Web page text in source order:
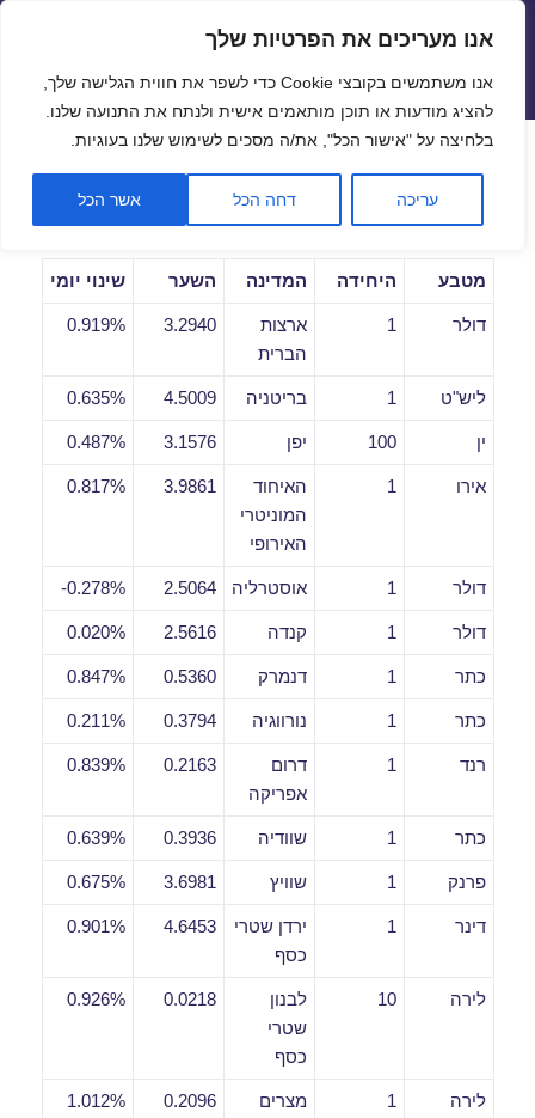
פתח
אנו מעריכים את הפרטיות שלך
אנו משתמשים בקובצי Cookie כדי לשפר את חווית הגלישה שלך,
להציג מודעות או תוכן מותאמים אישית ולנתח את התנועה שלנו.
בלחיצה על "אישור הכל", את/ה מסכים לשימוש שלנו בעוגיות.
עריכה דחה הכל אשר הכל
שערי חליפין יציגים – שער יציג
תפריטים
ווידג'טים
שערי חליפין יומיים לתאריך
28/01/2021
מטבע היחידה המדינה השער שינוי יומי
דולר 1
ארצות
הברית
3.2940
0.919%
ליש"ט 1 בריטניה 4.5009
0.635%
ין 100 יפן 3.1576
0.487%
אירו 1
האיחוד
המוניטרי
האירופי
3.9861
0.817%
דולר 1 אוסטרליה 2.5064
0.278%-
דולר 1 קנדה 2.5616
0.020%
כתר 1 דנמרק 0.5360
0.847%
כתר 1 נורווגיה 0.3794
0.211%
רנד 1
דרום
אפריקה
0.2163
0.839%
כתר 1 שוודיה 0.3936
0.639%
פרנק 1 שוויץ 3.6981
0.675%
דינר 1
ירדן שטרי
כסף
4.6453
0.901%
לירה 10
לבנון
שטרי
כסף
0.0218
0.926%
לירה 1
מצרים
0.2096
1.012%